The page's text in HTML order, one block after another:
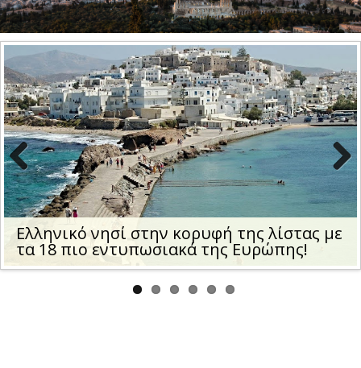
Ελληνικό νησί στην κορυφή της λίστας με
τα 18 πιο εντυπωσιακά της Ευρώπης!
Previo
us
Next